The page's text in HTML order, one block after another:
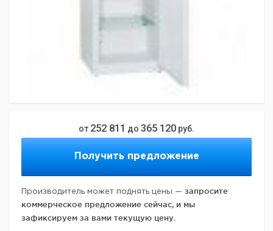
от 252 811 до 365 120 руб.
Получить предложение
Производитель может поднять цены — запросите
коммерческое предложение сейчас, и мы
зафиксируем за вами текущую цену.